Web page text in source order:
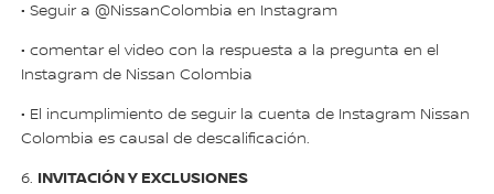
• Seguir a @NissanColombia en Instagram
• comentar el video con la respuesta a la pregunta en el
Instagram de Nissan Colombia
• El incumplimiento de seguir la cuenta de Instagram Nissan
Colombia es causal de descalificación.
6. INVITACIÓN Y EXCLUSIONES